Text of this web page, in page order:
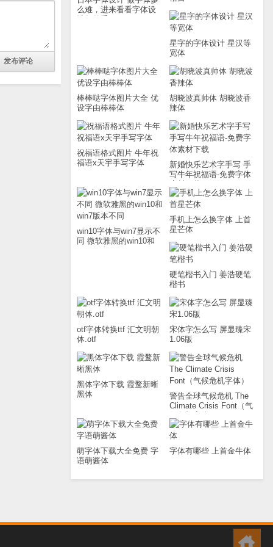
么难，进来看看字体设
星字的字体设计 星汉等
宽体
棒棒哒字体图片大全 优
设字由棒棒体
胡晓波真帅体 胡晓波香
辣体
祝福语格式图片 牛年祝
福语x天宇手写字体
新婚快乐艺术字手写 手
写牛年祝福语-免费字体
win10字体与win7显示不
同 微软雅黑的win10和
手机上怎么换字体 上首
星芒体
硬笔楷书入门 姜浩硬笔
楷书
otf字体转换ttf 汇文明朝
体.otf
宋体字怎么写 屏显臻宋
1.06版
黑体字体下载 霞鹜新晰
黑体
警告全球气候危机 The
Climate Crisis Font（气
萌字体下载大全免费 字
语萌酱体
字体有哪些 上首金牛体